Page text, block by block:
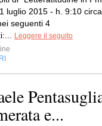
luglio 2015 - h. 9:10 circa
seguenti 4
Leggere il seguito
e...